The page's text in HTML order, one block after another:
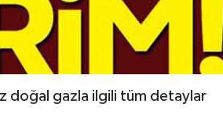
doğal gazla ilgili tüm detaylar